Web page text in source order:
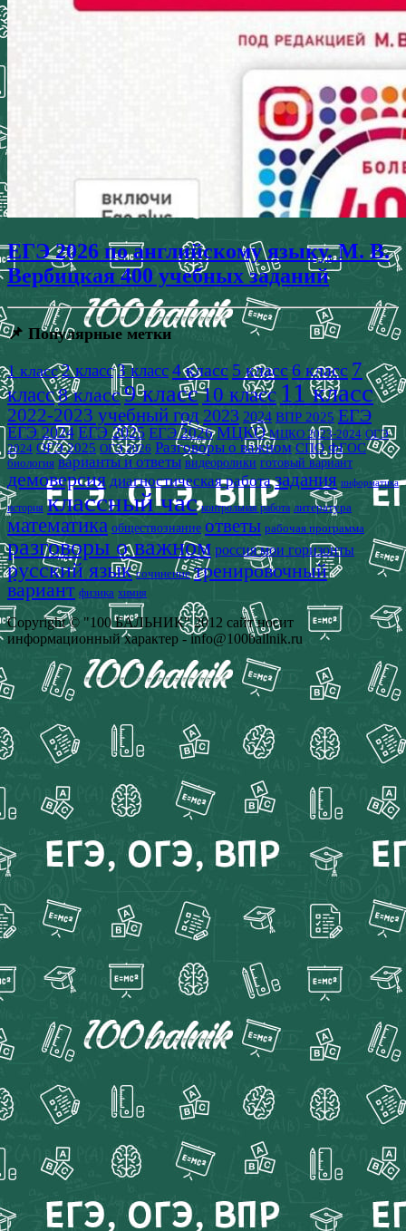
ЕГЭ 2026 по английскому языку. М. В.
Вербицкая 400 учебных заданий
📌 Популярные метки
1 класс 2 класс3 класс4 класс 5 класс 6 класс 7
класс8 класс9 класс10 класс 11 класс
2022-2023 учебный год 2023 2024 ВПР 2025 ЕГЭ
ЕГЭ 2024 ЕГЭ 2025 ЕГЭ 2026 МЦКО МЦКО 2023-2024 ОГЭ
2024 ОГЭ 2025 ОГЭ 2026 Разговоры о важном СПО ФГОС
биология варианты и ответы видеоролики готовый вариант
демоверсия диагностическая работа задания информатика
история классный час контрольная работа литература
математика обществознание ответы рабочая программа
разговоры о важном россия мои горизонты
русский язык сочинение тренировочный
вариант физика химия
Copyright © "100 БАЛЬНИК" 2012 сайт носит
информационный характер - info@100ballnik.ru